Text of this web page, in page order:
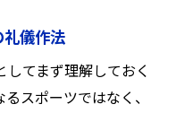
影響
信と誇り
市で初心者が挑戦
儀作法
てまず理解しておく
スポーツではなく、